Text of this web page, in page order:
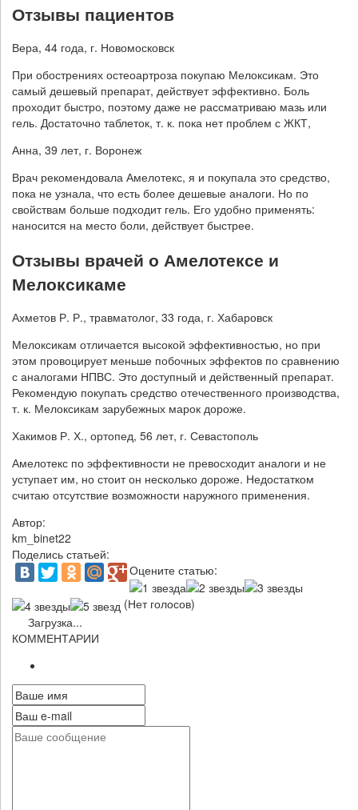
Отзывы пациентов
Вера, 44 года, г. Новомосковск
При обострениях остеоартроза покупаю Мелоксикам. Это
самый дешевый препарат, действует эффективно. Боль
проходит быстро, поэтому даже не рассматриваю мазь или
гель. Достаточно таблеток, т. к. пока нет проблем с ЖКТ,
Анна, 39 лет, г. Воронеж
Врач рекомендовала Амелотекс, я и покупала это средство,
пока не узнала, что есть более дешевые аналоги. Но по
свойствам больше подходит гель. Его удобно применять:
наносится на место боли, действует быстрее.
Отзывы врачей о Амелотексе и
Мелоксикаме
Ахметов Р. Р., травматолог, 33 года, г. Хабаровск
Мелоксикам отличается высокой эффективностью, но при
этом провоцирует меньше побочных эффектов по сравнению
с аналогами НПВС. Это доступный и действенный препарат.
Рекомендую покупать средство отечественного производства,
т. к. Мелоксикам зарубежных марок дороже.
Хакимов Р. Х., ортопед, 56 лет, г. Севастополь
Амелотекс по эффективности не превосходит аналоги и не
уступает им, но стоит он несколько дороже. Недостатком
считаю отсутствие возможности наружного применения.
Автор:
km_binet22
Поделись статьей:
Оцените статью:
(Нет голосов)
Загрузка...
КОММЕНТАРИИ